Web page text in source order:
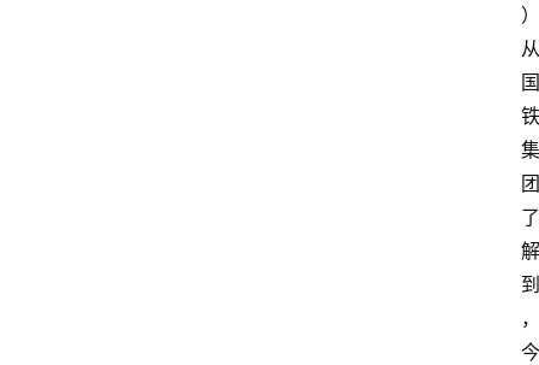
）
从
国
铁
集
团
了
解
到
，
今